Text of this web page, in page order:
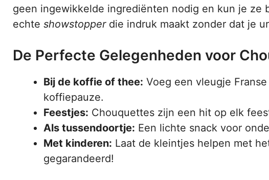
geen ingewikkelde ingrediënten nodig en kun je ze
echte showstopperdie indruk maakt zonder dat je
De Perfecte Gelegenheden voor
Bij de koffie of thee: Voeg een vleugje
koffiepauze.
Feestjes: Chouquettes zijn een hit op elk
Als tussendoortje: Een lichte snack voor
Met kinderen: Laat de kleintjes helpen met
gegarandeerd!